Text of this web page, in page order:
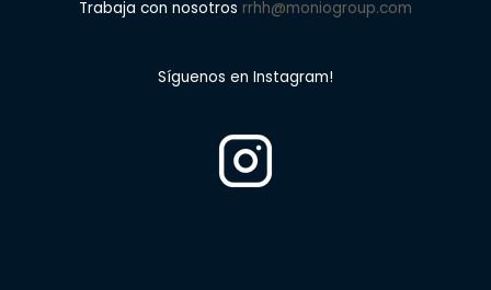
Trabaja con nosotros rrhh@moniogroup.com
Síguenos en Instagram!